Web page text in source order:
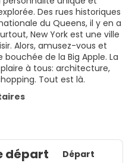
Des rues historiques
du Queens, il y en a
New York est une ville
Alors, amusez-vous et
de la Big Apple. La
à tous: architecture,
Tout est là.
départ Départ